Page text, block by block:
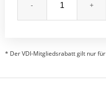
- +
* Der VDI-Mitgliedsrabatt gilt nur